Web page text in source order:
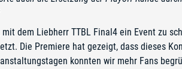
dem Liebherr TTBL Final4 ein Event zu
Die Premiere hat gezeigt, dass dieses
konnten wir mehr Fans